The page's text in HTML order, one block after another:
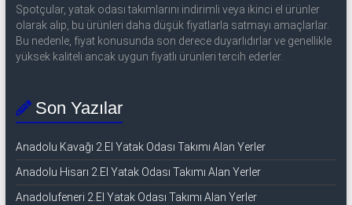
Spotçular, yatak odası takımlarını indirimli veya ikinci el ürünler
olarak alıp, bu ürünleri daha düşük fiyatlarla satmayı amaçlarlar.
Bu nedenle, fiyat konusunda son derece duyarlıdırlar ve genellikle
yüksek kaliteli ancak uygun fiyatlı ürünleri tercih ederler.
Son Yazılar
Anadolu Kavağı 2.El Yatak Odası Takımı Alan Yerler
Anadolu Hisarı 2.El Yatak Odası Takımı Alan Yerler
Anadolufeneri 2.El Yatak Odası Takımı Alan Yerler